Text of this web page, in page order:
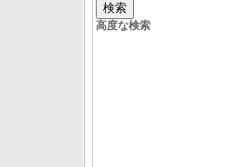
高度な検索